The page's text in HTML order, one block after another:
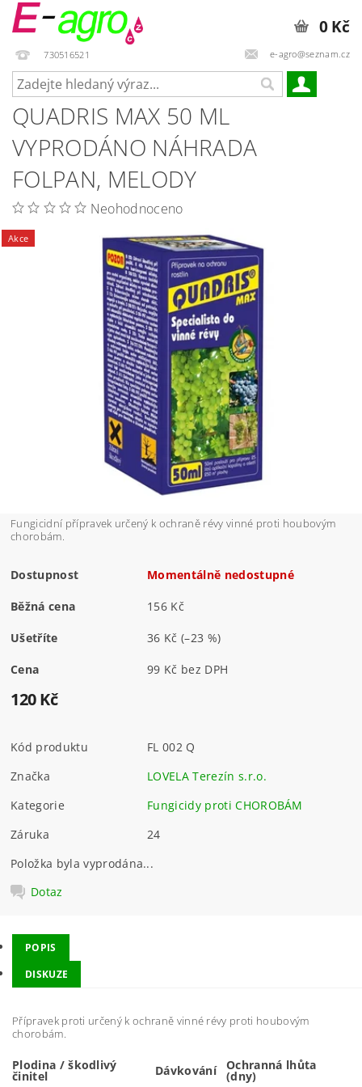
730516521 e-agro@seznam.cz
0 Kč
QUADRIS MAX 50 ML
VYPRODÁNO NÁHRADA
FOLPAN, MELODY
Neohodnoceno
Akce
Fungicidní přípravek určený k ochraně révy vinné proti houbovým
chorobám.
Dostupnost Momentálně nedostupné
Běžná cena 156 Kč
Ušetříte 36 Kč(–23 %)
Cena 99 Kč bez DPH
120 Kč
Kód produktu
FL 002 Q
Značka
LOVELA Terezín s.r.o.
Kategorie
Fungicidy proti CHOROBÁM
Záruka
24
Položka byla vyprodána...
Dotaz
POPIS
DISKUZE
Přípravek proti určený k ochraně vinné révy proti houbovým
chorobám.
Plodina / škodlivý
činitel Dávkování Ochranná lhůta
(dny)